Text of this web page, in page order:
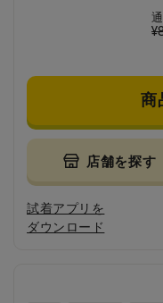
商
店舗を探す
試着アプリを
ダウンロード